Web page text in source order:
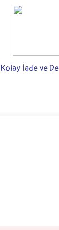
Kolay İade ve